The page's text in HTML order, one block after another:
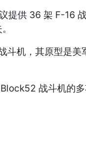
提供 36 架 F-16
斗机，其原型是
战斗机的